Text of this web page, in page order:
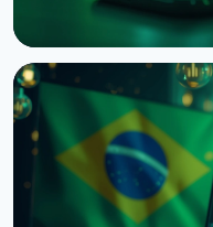
НОВИНА
Фінансовий
запровадити
9 серпня 2026 р.4 хв